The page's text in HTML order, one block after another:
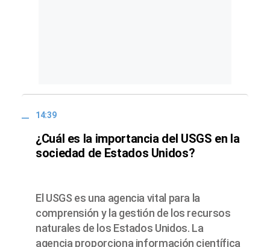
14:39
¿Cuál es la importancia del USGS en la
sociedad de Estados Unidos?
El USGS es una agencia vital para la
comprensión y la gestión de los recursos
naturales de los Estados Unidos. La
agencia proporciona información científica